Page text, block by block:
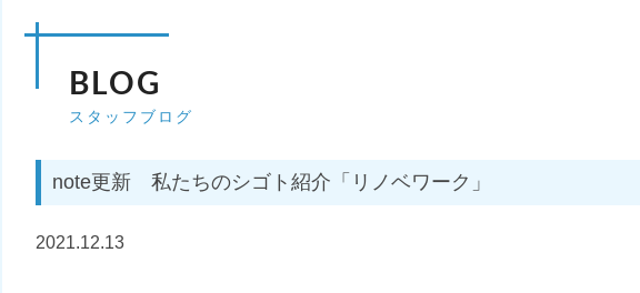
BLOG
スタッフブログ
note更新 私たちのシゴト紹介「リノベワーク」
2021.12.13